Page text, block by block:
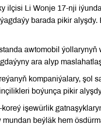
ilçisi Li Wonje 17-nji
barada pikir
awtomobil
ara alyp
kompaniýalary, şol
boýunça pikir
işewürlik
beýläk hem